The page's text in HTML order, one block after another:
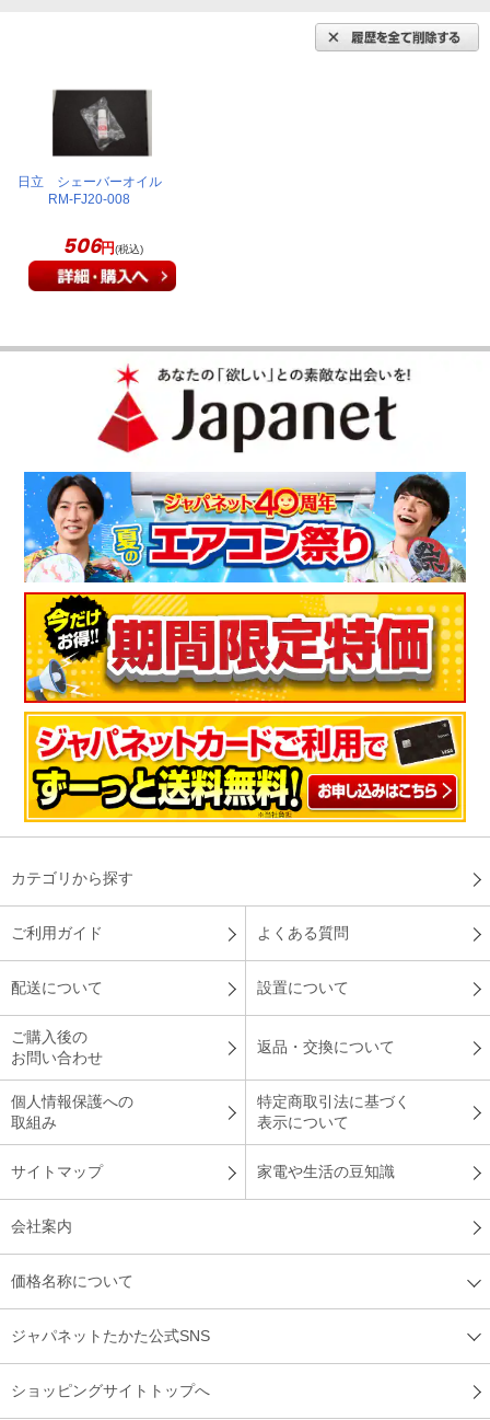
日立 シェーバーオイル
RM-FJ20-008
506円(税込)
カテゴリから探す
ご利用ガイド よくある質問
配送について 設置について
ご購入後の
お問い合わせ
返品・交換について
個人情報保護への
取組み
特定商取引法に基づく
表示について
サイトマップ 家電や生活の豆知識
会社案内
価格名称について
ジャパネットたかた公式SNS
ショッピングサイトトップへ